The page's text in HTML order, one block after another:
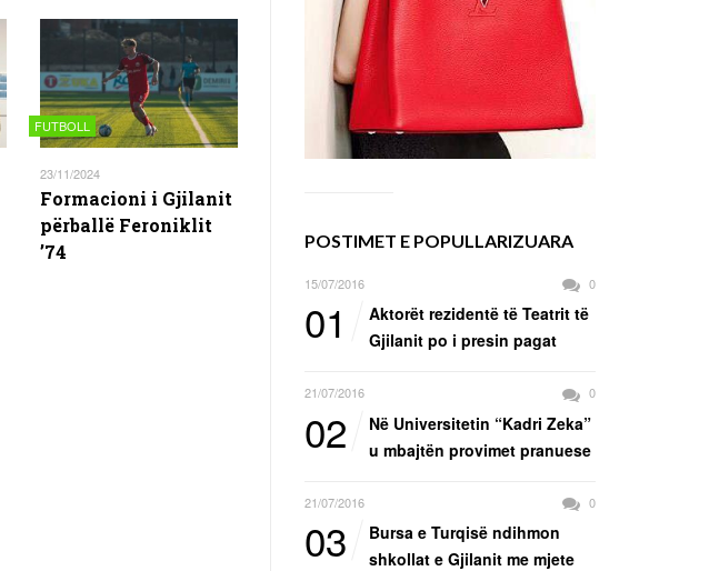
FUTBOLL
23/11/2024
Formacioni i Gjilanit
përballë Feroniklit
’74
POSTIMET E POPULLARIZUARA
15/07/2016 0
01
Aktorët rezidentë të Teatrit të
Gjilanit po i presin pagat
21/07/2016 0
02
Në Universitetin “Kadri Zeka”
u mbajtën provimet pranuese
21/07/2016 0
03
Bursa e Turqisë ndihmon
shkollat e Gjilanit me mjete